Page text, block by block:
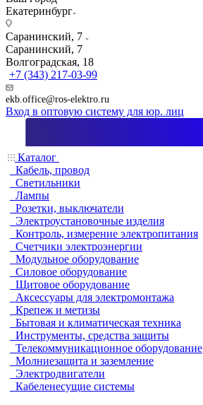
Екатеринбург
Саранинский, 7
Саранинский, 7
Волгоградская, 18
+7 (343) 217-03-99
ekb.office@ros-elektro.ru
Вход в оптовую систему для юр. лиц
Каталог
Кабель, провод
Светильники
Лампы
Розетки, выключатели
Электроустановочные изделия
Контроль, измерение электропитания
Счетчики электроэнергии
Модульное оборудование
Силовое оборудование
Щитовое оборудование
Аксессуары для электромонтажа
Крепеж и метизы
Бытовая и климатическая техника
Инструменты, средства защиты
Телекоммуникационное оборудование
Молниезащита и заземление
Электродвигатели
Кабеленесущие системы